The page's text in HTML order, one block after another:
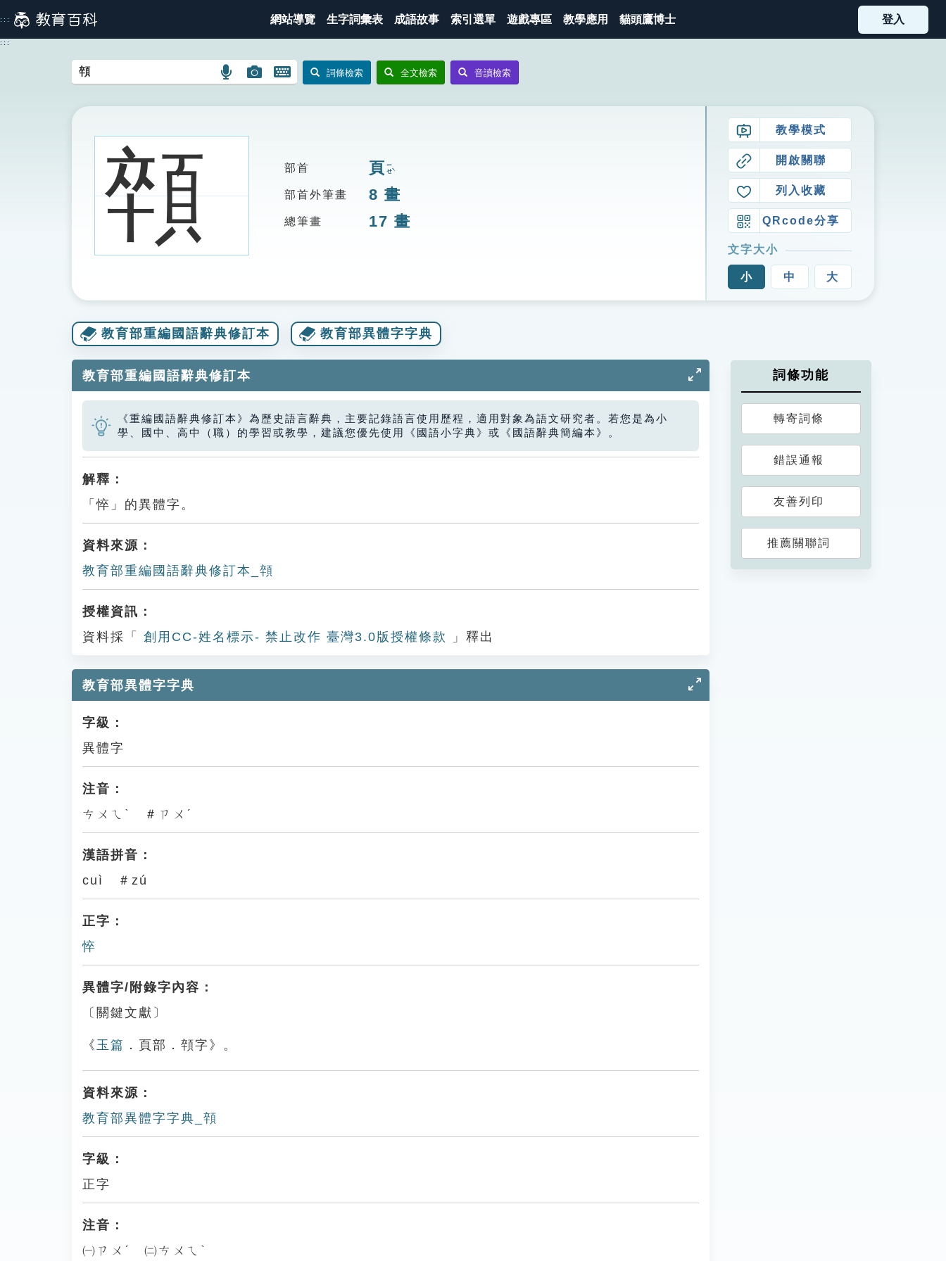
到
主
::: 網站導覽 生字詞彙表 成語故事 索引選單 遊戲專區 教學應用 貓頭鷹博士 登入
:::
語
搜
圖
圖
搜
開
鍵
詞條檢索 全文檢索 音讀檢索
顇 部首 頁ㄧㄝˋ
部首外筆畫 8 畫
總筆畫 17 畫
教學模式
開啟關聯
列入收藏
QRcode分享
文字大小
小 中 大
教育部重編國語辭典修訂本 教育部異體字字典
教育部重編國語辭典修訂本
《重編國語辭典修訂本》為歷史語言辭典，主要記錄語言使用歷程，適用對象為語文研究者。若您是為小
學、國中、高中（職）的學習或教學，建議您優先使用《國語小字典》或《國語辭典簡編本》。
解釋：
「悴」的異體字。
資料來源：
教育部重編國語辭典修訂本_顇
授權資訊：
資料採「
創用CC-姓名標示- 禁止改作 臺灣3.0版授權條款 」釋出
教育部異體字字典
字級：
異體字
注音：
ㄘㄨㄟˋ ＃ㄗㄨˊ
漢語拼音：
cuì ＃zú
正字：
悴
異體字/附錄字內容：
〔關鍵文獻〕
《 玉篇 ．頁部．顇字》。
資料來源：
教育部異體字字典_顇
字級：
正字
注音：
㈠ㄗㄨˊ ㈡ㄘㄨㄟˋ
詞條功能
轉寄詞條
錯誤通報
友善列印
推薦關聯詞